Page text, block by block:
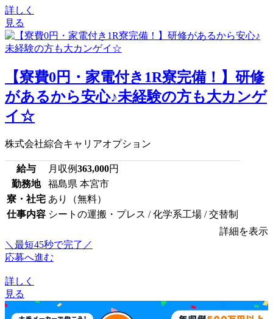
詳しく
見る
【寮費0円・家電付き1R寮完備！】研修
があるから安心♪未経験の方も大カンゲ
イ☆
株式会社綜合キャリアオプション
給与 月収例363,000円
勤務地
福島県 本宮市
寮・社宅 あり（無料）
仕事内容 シートの運搬・プレス / 化学系工場 / 交替制
詳細を表示
＼最短45秒で完了／
応募へ進む
詳しく
見る